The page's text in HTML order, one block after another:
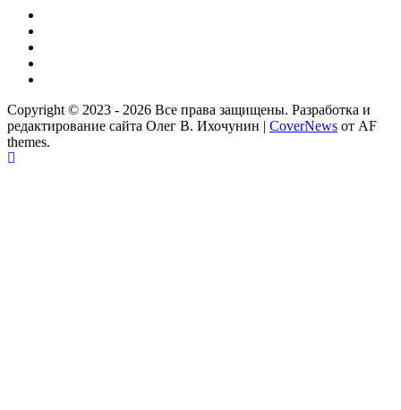
Copyright © 2023 - 2026 Все права защищены. Разработка и
редактирование сайта Олег В. Ихочунин | CoverNews от AF
themes.